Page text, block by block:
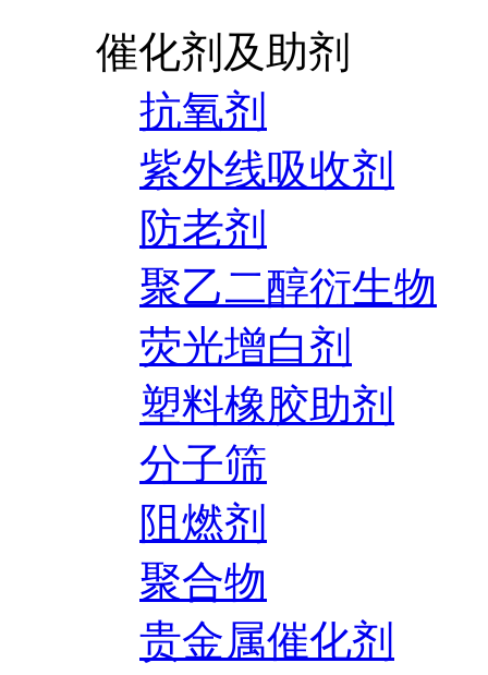
催化剂及助剂
抗氧剂
紫外线吸收剂
防老剂
聚乙二醇衍生物
荧光增白剂
塑料橡胶助剂
分子筛
阻燃剂
聚合物
贵金属催化剂